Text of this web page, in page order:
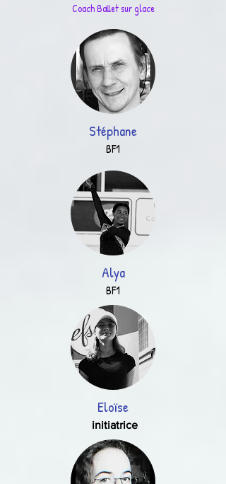
Coach Ballet sur glace
Stéphane
BF1
Alya
BF1
Eloïse
initiatrice